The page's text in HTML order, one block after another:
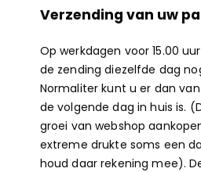
Verzending van uw
Op werkdagen voor 15.00
de zending diezelfde dag
Normaliter kunt u er dan
de volgende dag in huis is.
groei van webshop
extreme drukte soms een
houd daar rekening mee).